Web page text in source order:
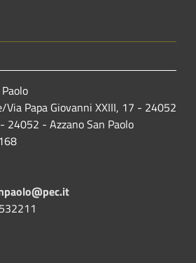
Via Papa Giovanni XXIII, 17 - 24052
24052 - Azzano San Paolo